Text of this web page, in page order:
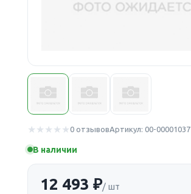
0 отзывовАртикул: 00-00001037
В наличии
12 493 ₽/ шт